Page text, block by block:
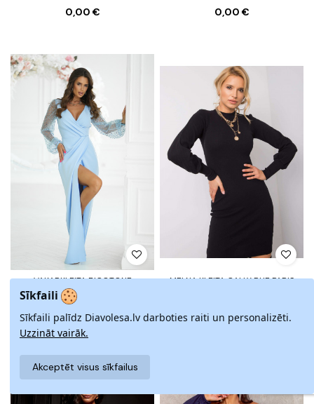
0,00 € 0,00 €
VAKARKLEITA BICOTONE
0,00 €
MELNA KLEITA CALLY RUE PARIS
Sīkfaili
Sīkfaili palīdz Diavolesa.lv darboties raiti un personalizēti.
Uzzināt vairāk.
Akceptēt visus sīkfailus